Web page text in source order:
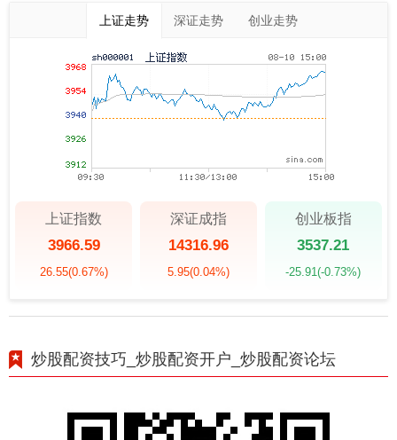
上证走势 深证走势 创业走势
上证指数
3966.59
26.55(0.67%)
深证成指
14316.96
5.95(0.04%)
创业板指
3537.21
-25.91(-0.73%)
炒股配资技巧_炒股配资开户_炒股配资论坛